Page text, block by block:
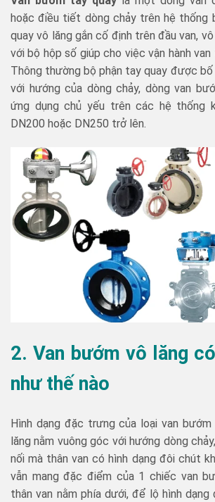
hoặc điều tiết dòng chảy trên hệ thống
quay vô lăng gắn cố định trên đầu van,
với bộ hộp số giúp cho việc vận hành van
Thông thường bộ phận tay quay được
với hướng của dòng chảy, dòng van
ứng dụng chủ yếu trên các hệ thống
DN200 hoặc DN250 trở lên.
2. Van bướm vô lăng
như thế nào
Hình dạng đặc trưng của loại van
lăng nằm vuông góc với hướng dòng
nối mà thân van có hình dạng đôi chút
vẫn mang đặc điểm của 1 chiếc van
thân van nằm phía dưới, để lộ hình dạng